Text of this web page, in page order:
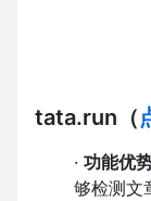
tata.run （
· 功能优
够检测文